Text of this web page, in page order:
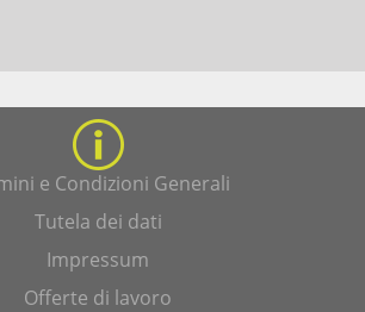
e Condizioni Generali
Tutela dei dati
Impressum
Offerte di lavoro